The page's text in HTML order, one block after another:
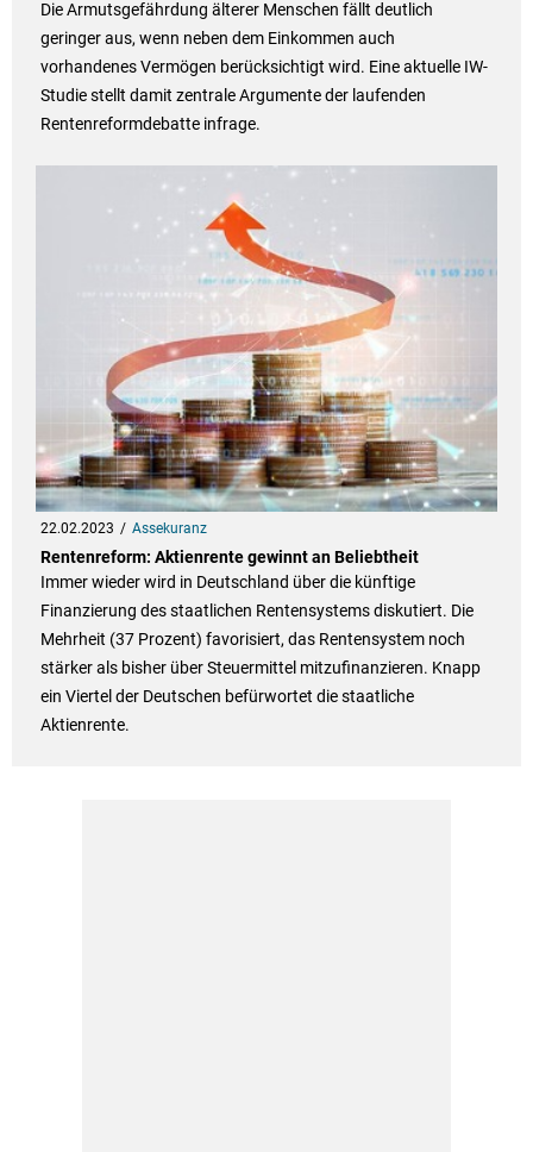
Die Armutsgefährdung älterer Menschen fällt deutlich
geringer aus, wenn neben dem Einkommen auch
vorhandenes Vermögen berücksichtigt wird. Eine aktuelle IW-
Studie stellt damit zentrale Argumente der laufenden
Rentenreformdebatte infrage.
22.02.2023 Assekuranz
Rentenreform: Aktienrente gewinnt an Beliebtheit
Immer wieder wird in Deutschland über die künftige
Finanzierung des staatlichen Rentensystems diskutiert. Die
Mehrheit (37 Prozent) favorisiert, das Rentensystem noch
stärker als bisher über Steuermittel mitzufinanzieren. Knapp
ein Viertel der Deutschen befürwortet die staatliche
Aktienrente.